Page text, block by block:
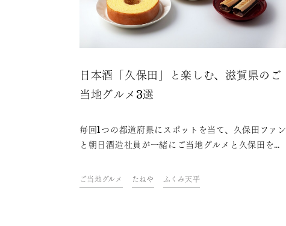
日本酒「久保田」と楽しむ、滋賀県のご
当地グルメ3選
毎回1つの都道府県にスポットを当て、久保田ファン
と朝日酒造社員が一緒にご当地グルメと久保田を味
楽しむオンライン飲み会「久保田ご当地グルメ
部」。今回は、滋賀県をテーマに開催しました。フ
ご当地グルメ たねや ふくみ天平